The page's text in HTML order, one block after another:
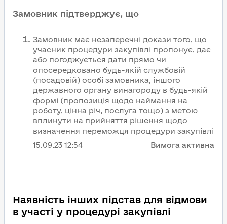
Замовник підтверджує, що
Замовник має незаперечні докази того, що
учасник процедури закупівлі пропонує, дає
або погоджується дати прямо чи
опосередковано будь-якій службовій
(посадовій) особі замовника, іншого
державного органу винагороду в будь-якій
формі (пропозиція щодо наймання на
роботу, цінна річ, послуга тощо) з метою
вплинути на прийняття рішення щодо
визначення переможця процедури закупівлі
15.09.23 12:54 Вимога активна
Наявність інших підстав для відмови
в участі у процедурі закупівлі